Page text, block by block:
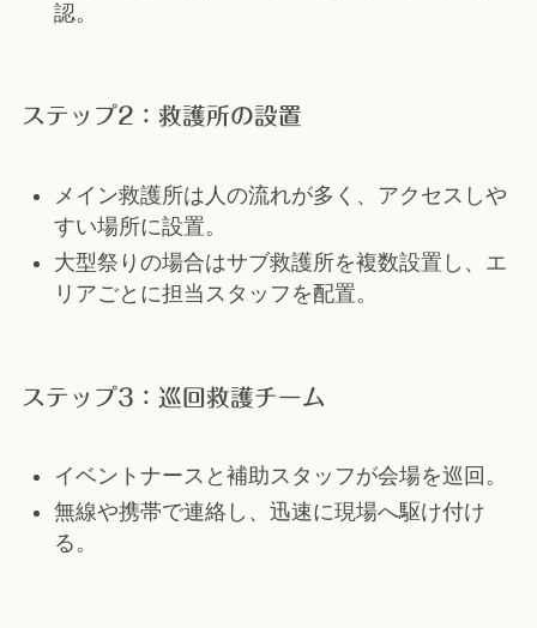
認。
ステップ2：救護所の設置
メイン救護所は人の流れが多く、アクセスしや
すい場所に設置。
大型祭りの場合はサブ救護所を複数設置し、エ
リアごとに担当スタッフを配置。
ステップ3：巡回救護チーム
イベントナースと補助スタッフが会場を巡回。
無線や携帯で連絡し、迅速に現場へ駆け付け
る。